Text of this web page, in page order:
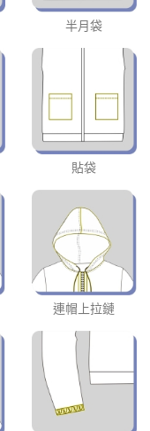
半月袋
貼袋
連帽上拉鏈